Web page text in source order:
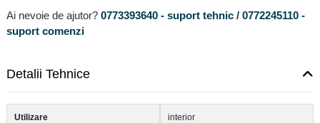
Ai nevoie de ajutor? 0773393640 - suport tehnic / 0772245110 -
suport comenzi
Detalii Tehnice
Utilizare interior